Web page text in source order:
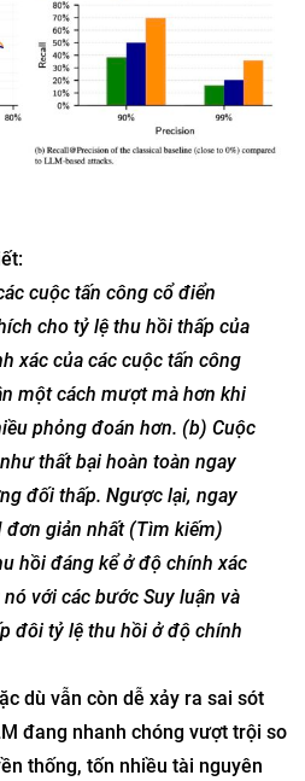
cuộc tấn công cổ điển
cho tỷ lệ thu hồi thấp của
xác của các cuộc tấn công
một cách mượt mà hơn khi
phỏng đoán hơn. (b) Cuộc
thất bại hoàn toàn ngay
đối thấp. Ngược lại, ngay
đơn giản nhất (Tìm kiếm)
hồi đáng kể ở độ chính xác
với các bước Suy luận và
đôi tỷ lệ thu hồi ở độ chính
dù vẫn còn dễ xảy ra sai sót
đang nhanh chóng vượt trội so
thống, tốn nhiều tài nguyên